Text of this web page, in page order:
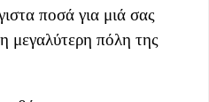
ποσά για μιά σας
μεγαλύτερη πόλη της